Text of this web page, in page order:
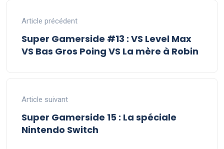
Article précédent
Super Gamerside #13 : VS Level Max
VS Bas Gros Poing VS La mère à Robin
Article suivant
Super Gamerside 15 : La spéciale
Nintendo Switch